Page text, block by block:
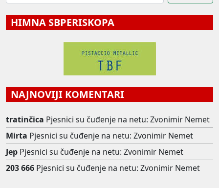
HIMNA SBPERISKOPA
NAJNOVIJI KOMENTARI
tratinčica Pjesnici su čuđenje na netu: Zvonimir Nemet
Mirta Pjesnici su čuđenje na netu: Zvonimir Nemet
Jep Pjesnici su čuđenje na netu: Zvonimir Nemet
203 666 Pjesnici su čuđenje na netu: Zvonimir Nemet